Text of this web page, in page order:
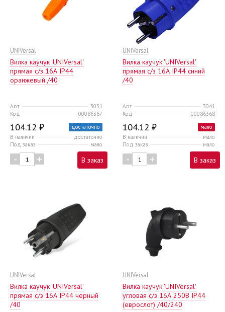
UNIVersal
Вилка каучук 'UNIVersal'
прямая c/з 16А IP44
оранжевый /40
Арт
3031
Код
00086367
104.12 ₽
достаточно
В наличии
достаточно
Под заказ
мало
- + В заказ
UNIVersal
Вилка каучук 'UNIVersal'
прямая c/з 16А IP44 синий
/40
Арт
3041
Код
00086368
104.12 ₽
мало
В наличии
мало
Под заказ
мало
- + В заказ
UNIVersal
Вилка каучук 'UNIVersal'
прямая c/з 16А IP44 черный
/40
UNIVersal
Вилка каучук 'UNIVersal'
угловая c/з 16А 250В IP44
(еврослот) /40/240